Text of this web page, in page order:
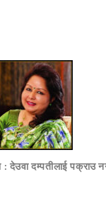
देउवा दम्पतीलाई पक्राउ